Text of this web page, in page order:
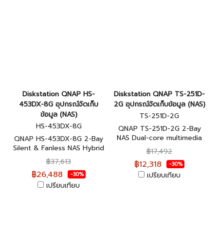
Diskstation QNAP HS-
453DX-8G อุปกรณ์จัดเก็บ
ข้อมูล (NAS)
HS-453DX-8G
QNAP HS-453DX-8G 2-Bay
Silent & Fanless NAS Hybrid
Storage Structure อุปกรณ์
จัดเก็บข้อมูลบนเครือข่าย ประกัน
ศูนย์ 2 ปี
฿37,613
฿26,488 -30%
เปรียบเทียบ
Diskstation QNAP TS-251D-
2G อุปกรณ์จัดเก็บข้อมูล (NAS)
TS-251D-2G
QNAP TS-251D-2G 2-Bay
NAS Dual-core multimedia
NAS อุปกรณ์จัดเก็บข้อมูลบน
เครือข่าย ประกันศูนย์ 2 ปี
฿17,492
฿12,318 -30%
เปรียบเทียบ